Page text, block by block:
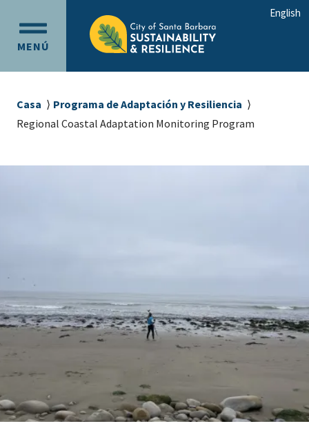
contenido
principal
navegación
English
MENÚ
OPEN
MENU
Sobrescribir
enlaces
ayuda
Casa
Programa de Adaptación y Resiliencia
Regional Coastal Adaptation Monitoring Program